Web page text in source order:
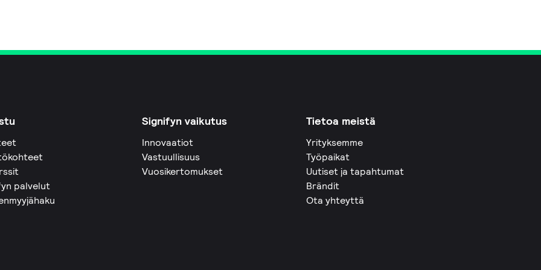
palvelut
Signifyn vaikutus
Innovaatiot
Vastuullisuus
Vuosikertomukset
Tietoa meistä
Yrityksemme
Työpaikat
Uutiset ja tapahtumat
Brändit
Ota yhteyttä